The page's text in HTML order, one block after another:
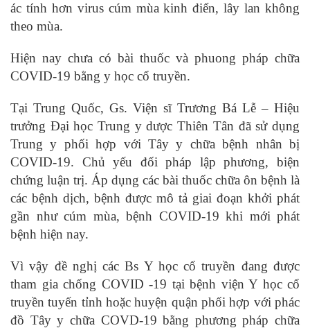
ác tính hơn virus cúm mùa kinh điển, lây lan không
theo mùa.
Hiện nay chưa có bài thuốc và phuong pháp chữa
COVID-19 bằng y học cổ truyền.
Tại Trung Quốc, Gs. Viện sĩ Trương Bá Lễ – Hiệu
trưởng Đại học Trung y dược Thiên Tân đã sử dụng
Trung y phối hợp với Tây y chữa bệnh nhân bị
COVID-19. Chủ yếu đối pháp lập phương, biện
chứng luận trị. Áp dụng các bài thuốc chữa ôn bệnh là
các bệnh dịch, bệnh được mô tả giai đoạn khởi phát
gần như cúm mùa, bệnh COVID-19 khi mới phát
bệnh hiện nay.
Vì vậy đề nghị các Bs Y học cổ truyền đang được
tham gia chống COVID -19 tại bệnh viện Y học cổ
truyền tuyến tỉnh hoặc huyện quận phối hợp với phác
đồ Tây y chữa COVD-19 bằng phương pháp chữa